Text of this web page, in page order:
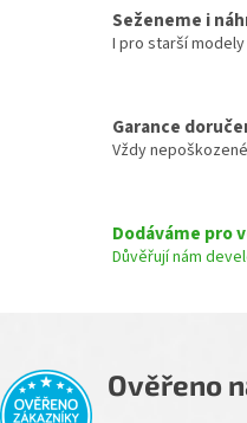
Seženeme i
I pro starší
Garance
Vždy
Dodáváme pro
Důvěřují nám
Ověřeno